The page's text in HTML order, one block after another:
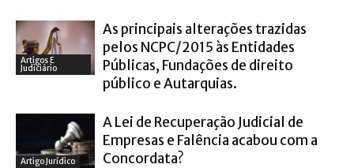
Artigos E
Judiciário
As principais alterações trazidas
pelos NCPC/2015 às Entidades
Públicas, Fundações de direito
público e Autarquias.
Artigo Jurídico
A Lei de Recuperação Judicial de
Empresas e Falência acabou com a
Concordata?